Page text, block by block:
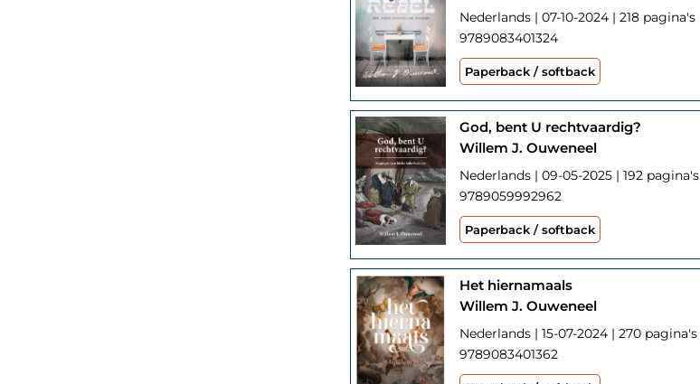
Nederlands | 07-10-2024 | 218 pagina's
9789083401324
Paperback / softback
God, bent U rechtvaardig?
Willem J. Ouweneel
Nederlands | 09-05-2025 | 192 pagina's
9789059992962
Paperback / softback
Het hiernamaals
Willem J. Ouweneel
Nederlands | 15-07-2024 | 270 pagina's
9789083401362